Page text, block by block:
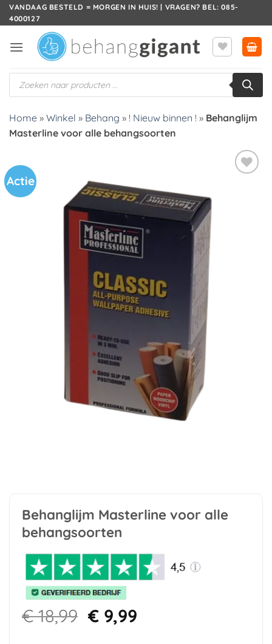
Ga
naar
VANDAAG BESTELD = MORGEN IN HUIS! | VRAGEN? BEL: 085-
4000127
Producten
zoeken
Home » Winkel » Behang » ! Nieuw binnen ! » Behanglijm
Masterline voor alle behangsoorten
Actie
Behanglijm Masterline voor alle
behangsoorten
€18,99 Oorspronkelijke
prijs
€9,99Huidige